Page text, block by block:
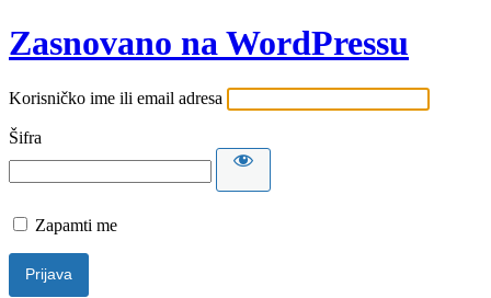
Zasnovano na WordPressu
Korisničko ime ili email adresa
Šifra
Zapamti me